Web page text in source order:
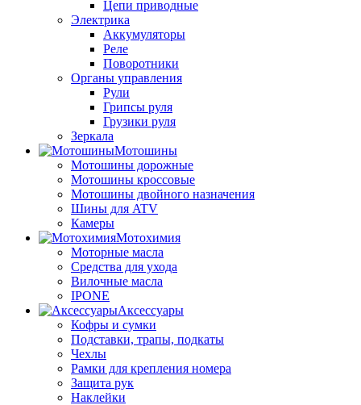
Цепи приводные
Электрика
Аккумуляторы
Реле
Поворотники
Органы управления
Рули
Грипсы руля
Грузики руля
Зеркала
Мотошины
Мотошины дорожные
Мотошины кроссовые
Мотошины двойного назначения
Шины для ATV
Камеры
Мотохимия
Моторные масла
Средства для ухода
Вилочные масла
IPONE
Аксессуары
Кофры и сумки
Подставки, трапы, подкаты
Чехлы
Рамки для крепления номера
Защита рук
Наклейки